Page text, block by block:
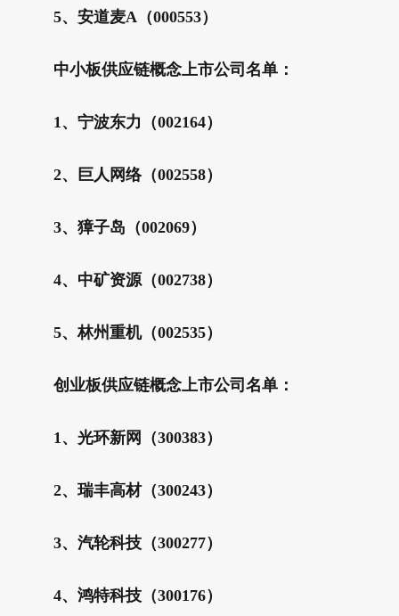
5、安道麦A（000553）
中小板供应链概念上市公司名单：
1、宁波东力（002164）
2、巨人网络（002558）
3、獐子岛（002069）
4、中矿资源（002738）
5、林州重机（002535）
创业板供应链概念上市公司名单：
1、光环新网（300383）
2、瑞丰高材（300243）
3、汽轮科技（300277）
4、鸿特科技（300176）